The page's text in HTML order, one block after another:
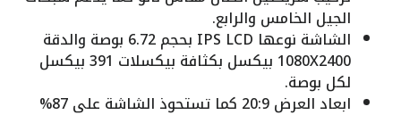
الجيل الخامس والرابع.
الشاشة نوعها IPS LCD بحجم 6.72 بوصة والدقة
1080X2400 بيكسل بكثافة بيكسلات 391 بيكسل
لكل بوصة.
ابعاد العرض 20:9 كما تستحوذ الشاشة على 87%